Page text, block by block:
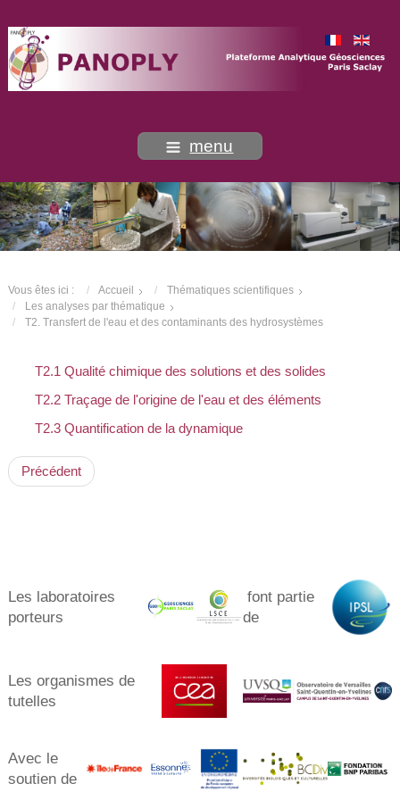
menu
Vous êtes ici : Accueil
Thématiques scientifiques
Les analyses par thématique
T2. Transfert de l'eau et des contaminants des hydrosystèmes
T2.1 Qualité chimique des solutions et des solides
T2.2 Traçage de l'origine de l'eau et des éléments
T2.3 Quantification de la dynamique
Précédent
Les laboratoires
porteurs​
font partie
de
Les organismes de
tutelles
Avec le
soutien de